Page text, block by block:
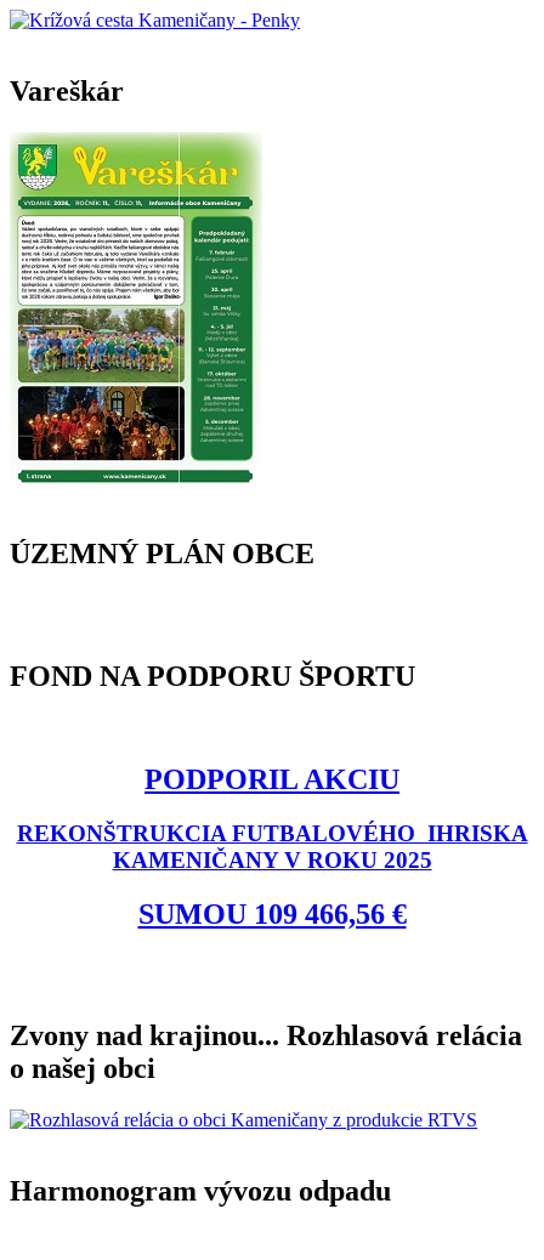
Vareškár
ÚZEMNÝ PLÁN OBCE
FOND NA PODPORU ŠPORTU
PODPORIL AKCIU
REKONŠTRUKCIA FUTBALOVÉHO IHRISKA
KAMENIČANY V ROKU 2025
SUMOU 109 466,56 €
Zvony nad krajinou... Rozhlasová relácia
o našej obci
Harmonogram vývozu odpadu